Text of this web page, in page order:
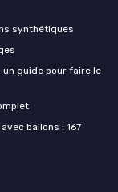
synthétiques
guide pour faire le
ballons : 167